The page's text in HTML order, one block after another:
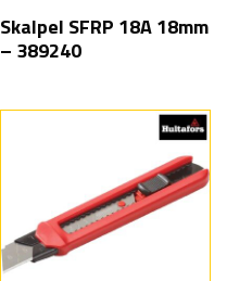
Skalpel SFRP 18A 18mm
– 389240